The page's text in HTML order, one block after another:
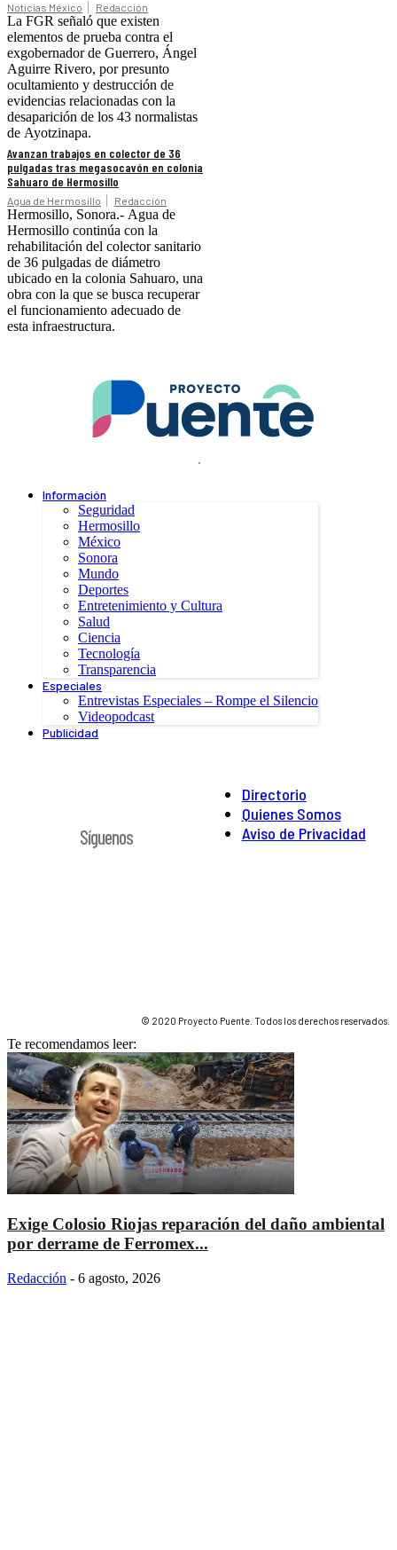
Noticias México Redacción
La FGR señaló que existen
elementos de prueba contra el
exgobernador de Guerrero, Ángel
Aguirre Rivero, por presunto
ocultamiento y destrucción de
evidencias relacionadas con la
desaparición de los 43 normalistas
de Ayotzinapa.
Avanzan trabajos en colector de 36
pulgadas tras megasocavón en colonia
Sahuaro de Hermosillo
Agua de Hermosillo Redacción
Hermosillo, Sonora.- Agua de
Hermosillo continúa con la
rehabilitación del colector sanitario
de 36 pulgadas de diámetro
ubicado en la colonia Sahuaro, una
obra con la que se busca recuperar
el funcionamiento adecuado de
esta infraestructura.
.
Información
Seguridad
Hermosillo
México
Sonora
Mundo
Deportes
Entretenimiento y Cultura
Salud
Ciencia
Tecnología
Transparencia
Especiales
Entrevistas Especiales – Rompe el Silencio
Videopodcast
Publicidad
Directorio
Quienes Somos
Aviso de Privacidad
Síguenos
© 2020 Proyecto Puente. Todos los derechos reservados.
Te recomendamos leer:
Exige Colosio Riojas reparación del daño ambiental
por derrame de Ferromex...
Redacción - 6 agosto, 2026